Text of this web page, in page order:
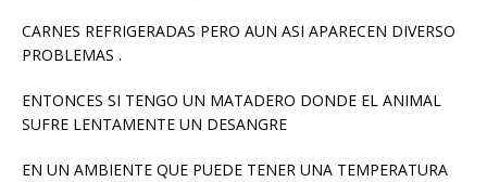
CARNES REFRIGERADAS PERO AUN ASI APARECEN DIVERSO
PROBLEMAS .
ENTONCES SI TENGO UN MATADERO DONDE EL ANIMAL
SUFRE LENTAMENTE UN DESANGRE
EN UN AMBIENTE QUE PUEDE TENER UNA TEMPERATURA